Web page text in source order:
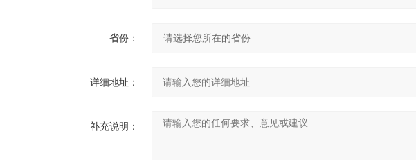
省份：
详细地址：
补充说明：